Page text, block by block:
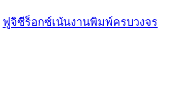
ฟูจิซีร็อกซ์เน้นงานพิมพ์ครบวงจร